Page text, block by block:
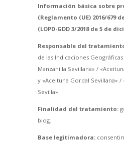
Información básica sobre
(Reglamento (UE) 2016/679
(LOPD-GDD 3/2018 de 5 de
Responsable del
de las Indicaciones
Manzanilla Sevillana» /
y «Aceituna Gordal Sevillana»
Sevilla».
Finalidad del tratamiento:
blog.
Base legitimadora: